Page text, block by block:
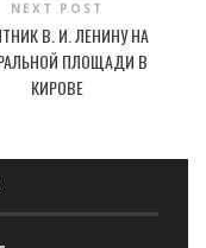
NEXT POST
В. И. ЛЕНИНУ НА
ПЛОЩАДИ В
КИРОВЕ